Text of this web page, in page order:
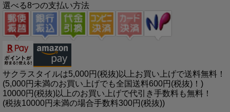
選べる8つの支払い方法
サクラスタイルは5,000円(税抜)以上お買い上げで送料無料！
(5,000円未満のお買い上げでも全国送料600円(税抜)！)
10000円(税抜)以上のお買い上げで代引き手数料も無料！
(税抜10000円未満の場合手数料300円(税抜))